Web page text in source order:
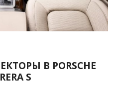
В PORSCHE
S